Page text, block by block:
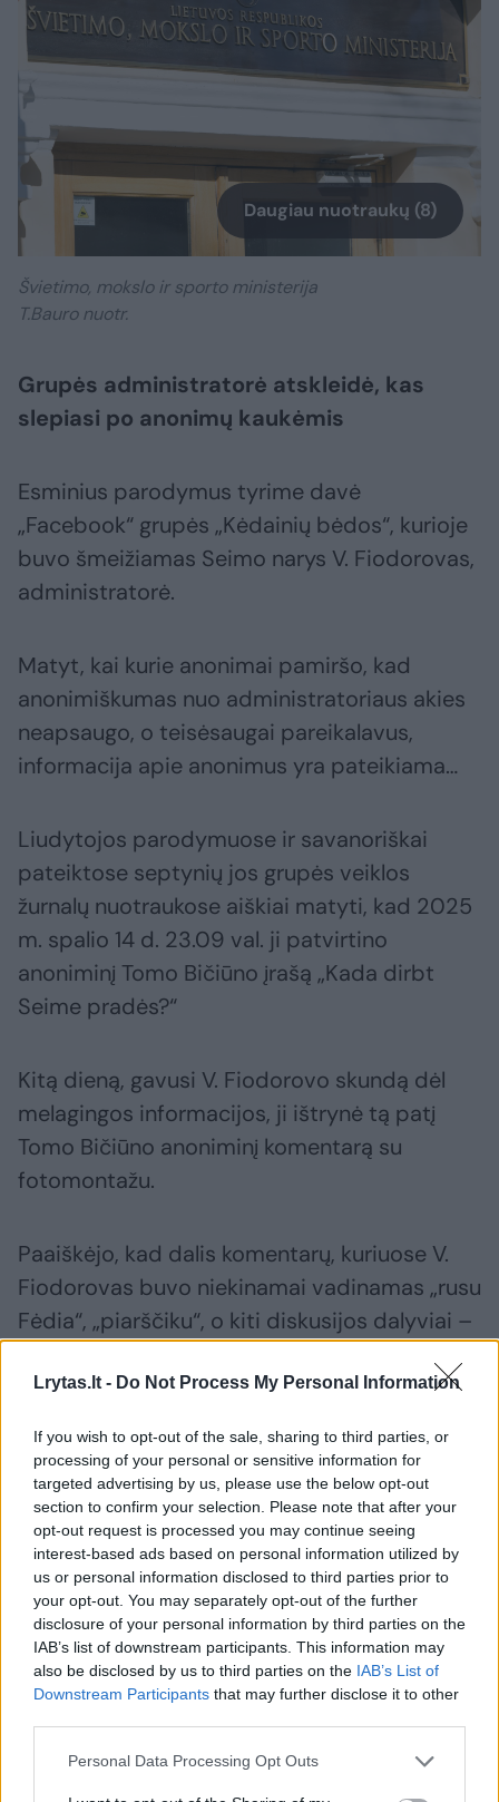
Lrytas.lt - Do Not Process My Personal Information
If you wish to opt-out of the sale, sharing to third parties, or
processing of your personal or sensitive information for
targeted advertising by us, please use the below opt-out
section to confirm your selection. Please note that after your
opt-out request is processed you may continue seeing
interest-based ads based on personal information utilized by
us or personal information disclosed to third parties prior to
your opt-out. You may separately opt-out of the further
disclosure of your personal information by third parties on the
IAB’s list of downstream participants. This information may
also be disclosed by us to third parties on the IAB’s List of
Downstream Participants that may further disclose it to other
Personal Data Processing Opt Outs
Daugiau nuotraukų (8)
Švietimo, mokslo ir sporto ministerija
T.Bauro nuotr.
Grupės administratorė atskleidė, kas
slepiasi po anonimų kaukėmis
Esminius parodymus tyrime davė
„Facebook“ grupės „Kėdainių bėdos“, kurioje
buvo šmeižiamas Seimo narys V. Fiodorovas,
administratorė.
Matyt, kai kurie anonimai pamiršo, kad
anonimiškumas nuo administratoriaus akies
neapsaugo, o teisėsaugai pareikalavus,
informacija apie anonimus yra pateikiama…
Liudytojos parodymuose ir savanoriškai
pateiktose septynių jos grupės veiklos
žurnalų nuotraukose aiškiai matyti, kad 2025
m. spalio 14 d. 23.09 val. ji patvirtino
anoniminį Tomo Bičiūno įrašą „Kada dirbt
Seime pradės?“
Kitą dieną, gavusi V. Fiodorovo skundą dėl
melagingos informacijos, ji ištrynė tą patį
Tomo Bičiūno anoniminį komentarą su
fotomontažu.
Paaiškėjo, kad dalis komentarų, kuriuose V.
Fiodorovas buvo niekinamai vadinamas „rusu
Fėdia“, „piarščiku“, o kiti diskusijos dalyviai –
anketos. Jie buvo parašyti iš akivaizdžiai
vardas buvo To Mas. Matyt, tiesiog
neįtikėtinas sutapimas – ir, žinoma, grynas
atsitiktinumas.
Turi teisę reikalauti paneigimo ir žalos
atlyginimo
Po šio tyrimo ikiteisminis tyrimas buvo
nutrauktas konstatuojant, kad komentarai
vertinti kaip emocingi, poleminiai vertinimai,